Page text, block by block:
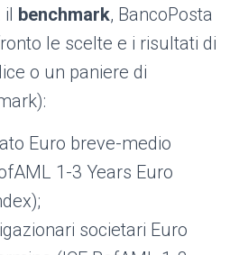
il benchmark, BancoPosta
le scelte e i risultati di
o un paniere di
Euro breve-medio
1-3 Years Euro
societari Euro